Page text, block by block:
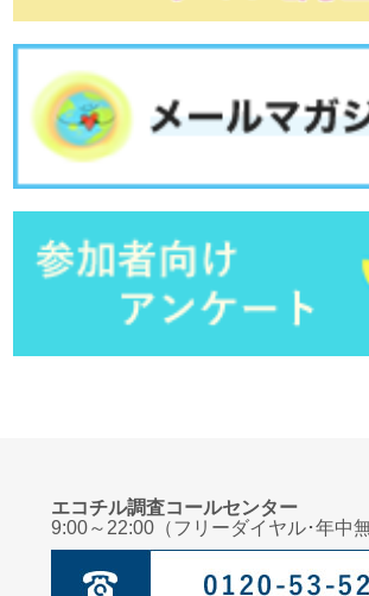
エコチル調査コールセンター
9:00～22:00（フリーダイヤル･年中無